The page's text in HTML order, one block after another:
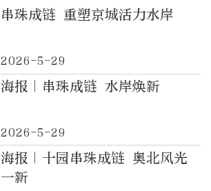
串珠成链 重塑京城活力水岸
2026-5-29
海报｜串珠成链 水岸焕新
2026-5-29
海报｜十园串珠成链 奥北风光
一新